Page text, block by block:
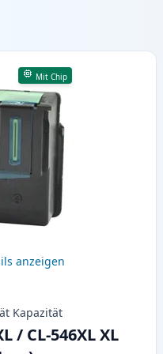
Mit Chip
anzeigen
Kapazität
/ CL-546XL XL